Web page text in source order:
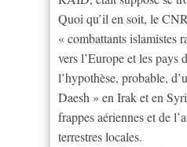
Quoi qu’il en soit, le
« combattants islamistes
vers l’Europe et les pays
l’hypothèse, probable,
Daesh » en Irak et en
frappes aériennes et de
terrestres locales.